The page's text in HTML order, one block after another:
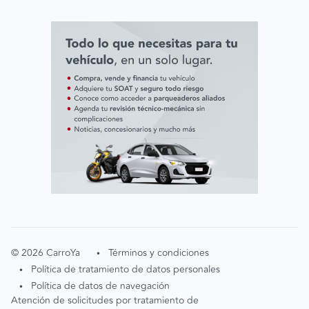
©2026 CarroYa • Términos y condiciones
• Política de tratamiento de datos personales
•
Política de datos de navegación
Atención de solicitudes por tratamiento de